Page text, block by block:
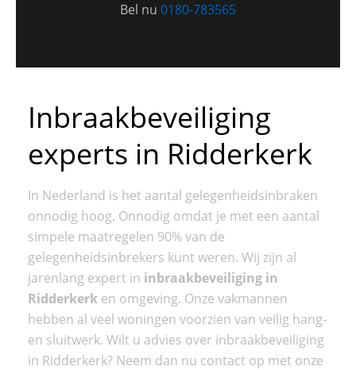
Bel nu 0180-783565
Inbraakbeveiliging
experts in Ridderkerk
In Nederland is het aantal gelegenheidsinbraken
onnodig hoog. Onnodig omdat je met een aantal
simpele maatregelen 90% van de
gelegenheidsinbrekers kunt weren. Wij zijn al
jarenlang expert in inbraakbeveiliging in
Ridderkerk en omgeving. Onze vakmannen
hebben al veel woningen voorzien van veilig hang-
en sluitwerk. Wilt u advies over inbraakbeveiliging
in Ridderkerk? Neem dan nu contact op met onze